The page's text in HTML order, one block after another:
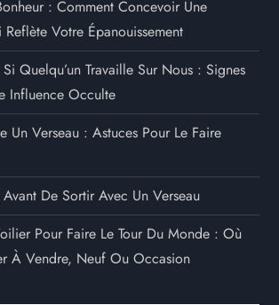
: Comment Concevoir Une
Votre Épanouissement
Quelqu’un Travaille Sur Nous : Signes
Influence Occulte
Un Verseau : Astuces Pour Le Faire
De Sortir Avec Un Verseau
Pour Faire Le Tour Du Monde : Où
À Vendre, Neuf Ou Occasion